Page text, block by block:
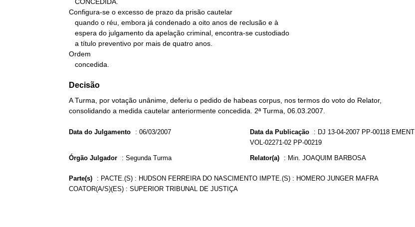
Configura-se o excesso de prazo da prisão cautelar
Ordem
   concedida.
Decisão
A Turma, por votação unânime, deferiu o pedido de habeas corpus, nos termos do voto do Relator,
consolidando a medida cautelar anteriormente concedida. 2ª Turma, 06.03.2007.
Data do Julgamento : 06/03/2007 Data da Publicação : DJ 13-04-2007 PP-00118 EMENT
VOL-02271-02 PP-00219
Órgão Julgador : Segunda Turma Relator(a) : Min. JOAQUIM BARBOSA
Parte(s) : PACTE.(S) : HUDSON FERREIRA DO NASCIMENTO IMPTE.(S) : HOMERO JUNGER MAFRA
COATOR(A/S)(ES) : SUPERIOR TRIBUNAL DE JUSTIÇA